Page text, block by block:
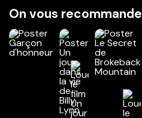
On vous recommande